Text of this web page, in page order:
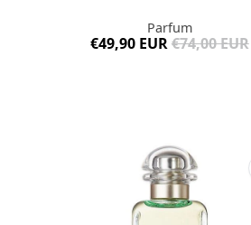
Parfum
€49,90 EUR€74,00 EUR